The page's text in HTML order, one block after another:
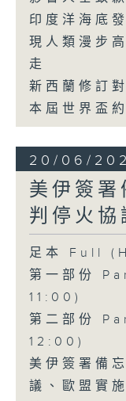
印度洋海底
現人類漫步
走
新西蘭修訂
本屆世界盃
20/06/
美伊簽
判停火協
足本 Full
第一部份
11:00)
第二部份
12:00)
美伊簽署備
議、歐盟實